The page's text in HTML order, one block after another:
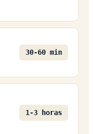
30-60 min
1-3 horas